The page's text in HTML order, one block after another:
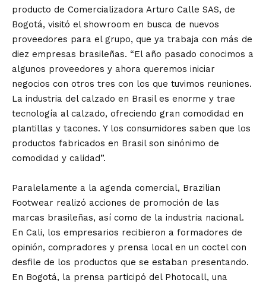
producto de Comercializadora Arturo Calle SAS, de
Bogotá, visitó el showroom en busca de nuevos
proveedores para el grupo, que ya trabaja con más de
diez empresas brasileñas. “El año pasado conocimos a
algunos proveedores y ahora queremos iniciar
negocios con otros tres con los que tuvimos reuniones.
La industria del calzado en Brasil es enorme y trae
tecnología al calzado, ofreciendo gran comodidad en
plantillas y tacones. Y los consumidores saben que los
productos fabricados en Brasil son sinónimo de
comodidad y calidad”.
Paralelamente a la agenda comercial, Brazilian
Footwear realizó acciones de promoción de las
marcas brasileñas, así como de la industria nacional.
En Cali, los empresarios recibieron a formadores de
opinión, compradores y prensa local en un coctel con
desfile de los productos que se estaban presentando.
En Bogotá, la prensa participó del Photocall, una